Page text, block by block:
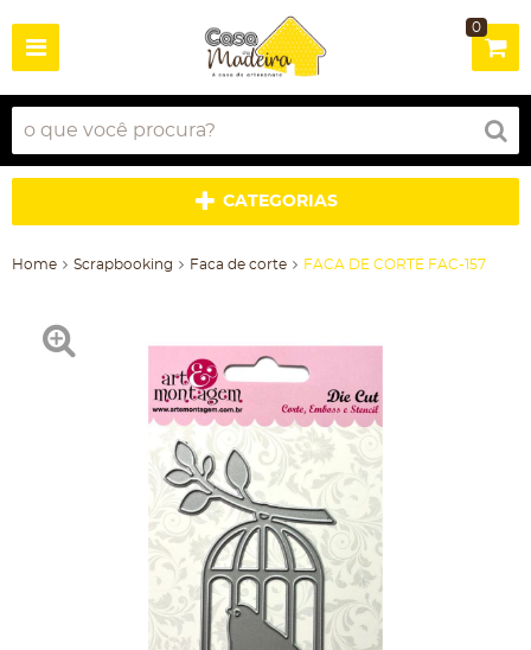
0
CATEGORIAS
Home Scrapbooking Faca de corte FACA DE CORTE FAC-157